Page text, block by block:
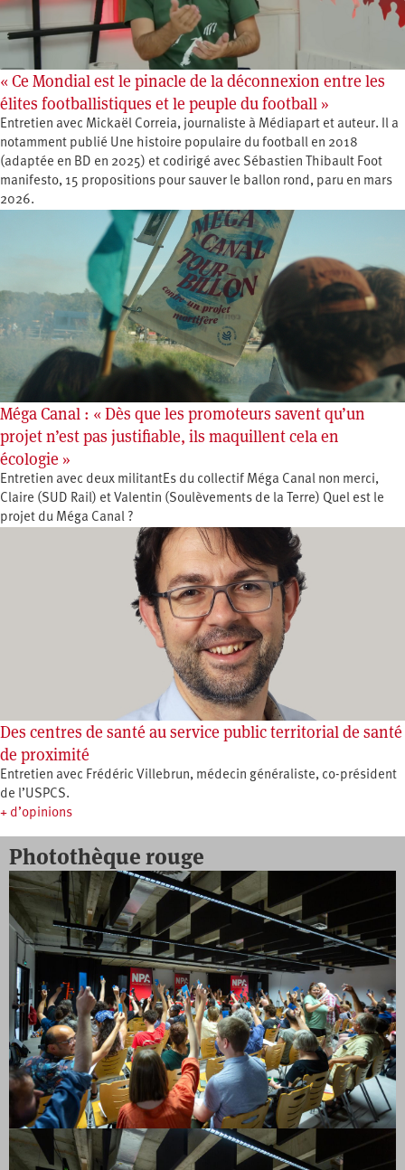
« Ce Mondial est le pinacle de la déconnexion entre les
élites footballistiques et le peuple du football »
Entretien avec Mickaël Correia, journaliste à Médiapart et auteur. Il a
notamment publié Une histoire populaire du football en 2018
(adaptée en BD en 2025) et codirigé avec Sébastien Thibault Foot
manifesto, 15 propositions pour sauver le ballon rond, paru en mars
2026.
Méga Canal : « Dès que les promoteurs savent qu’un
projet n’est pas justifiable, ils maquillent cela en
écologie »
Entretien avec deux militantEs du collectif Méga Canal non merci,
Claire (SUD Rail) et Valentin (Soulèvements de la Terre) Quel est le
projet du Méga Canal ?
Des centres de santé au service public territorial de santé
de proximité
Entretien avec Frédéric Villebrun, médecin généraliste, co-président
de l’USPCS.
+ d’opinions
Photothèque rouge